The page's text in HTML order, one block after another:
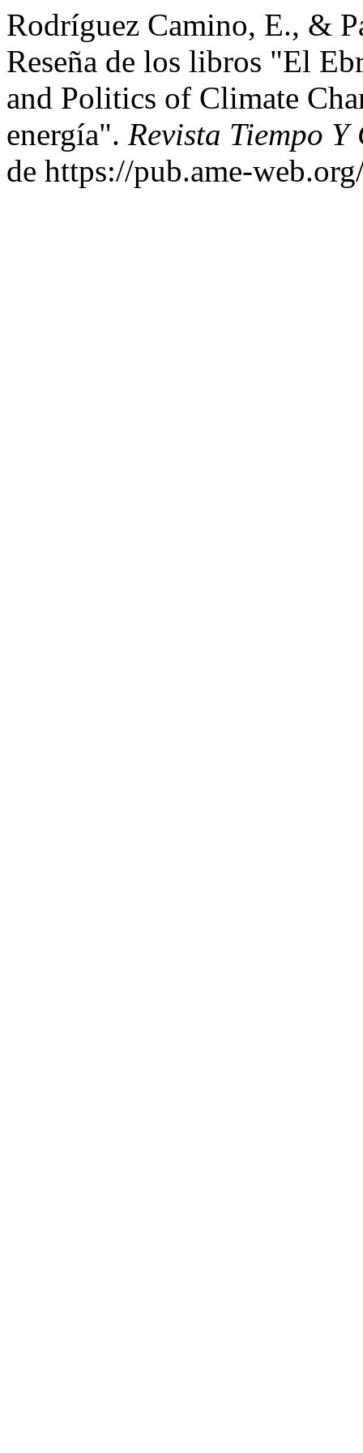
Rodríguez Camino, E., &
Reseña de los libros "El
and Politics of Climate
energía". Revista Tiempo Y
de https://pub.ame-